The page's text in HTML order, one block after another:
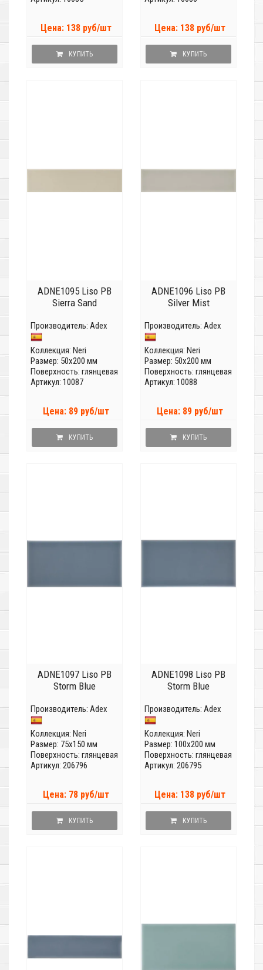
Цена: 138 руб/шт
КУПИТЬ
Цена: 138 руб/шт
КУПИТЬ
ADNE1095 Liso PB
Sierra Sand
Производитель: Adex
Коллекция: Neri
Размер: 50x200 мм
Поверхность: глянцевая
Артикул: 10087
Цена: 89 руб/шт
КУПИТЬ
ADNE1096 Liso PB
Silver Mist
Производитель: Adex
Коллекция: Neri
Размер: 50x200 мм
Поверхность: глянцевая
Артикул: 10088
Цена: 89 руб/шт
КУПИТЬ
ADNE1097 Liso PB
Storm Blue
Производитель: Adex
Коллекция: Neri
Размер: 75x150 мм
Поверхность: глянцевая
Артикул: 206796
Цена: 78 руб/шт
КУПИТЬ
ADNE1098 Liso PB
Storm Blue
Производитель: Adex
Коллекция: Neri
Размер: 100x200 мм
Поверхность: глянцевая
Артикул: 206795
Цена: 138 руб/шт
КУПИТЬ